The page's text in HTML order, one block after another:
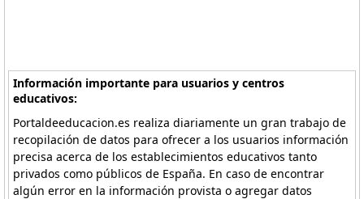
Información importante para usuarios y centros
educativos:
Portaldeeducacion.es realiza diariamente un gran trabajo de
recopilación de datos para ofrecer a los usuarios información
precisa acerca de los establecimientos educativos tanto
privados como públicos de España. En caso de encontrar
algún error en la información provista o agregar datos